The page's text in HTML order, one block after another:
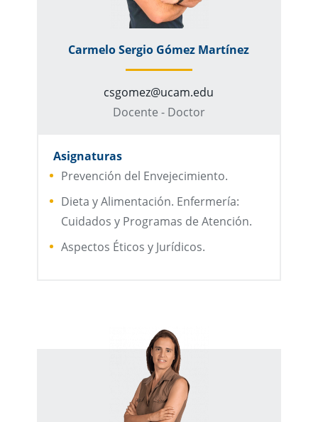
Carmelo Sergio Gómez Martínez
csgomez@ucam.edu
Docente - Doctor
Asignaturas
Prevención del Envejecimiento.
Dieta y Alimentación. Enfermería:
Cuidados y Programas de Atención.
Aspectos Éticos y Jurídicos.